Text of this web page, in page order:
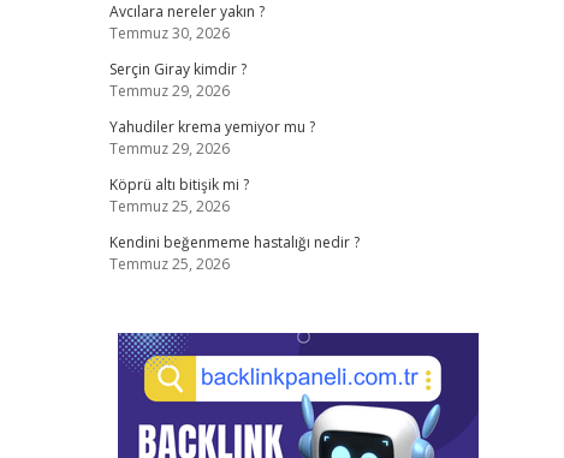
Avcılara nereler yakın ?
Temmuz 30, 2026
Serçin Giray kimdir ?
Temmuz 29, 2026
Yahudiler krema yemiyor mu ?
Temmuz 29, 2026
Köprü altı bitişik mi ?
Temmuz 25, 2026
Kendini beğenmeme hastalığı nedir ?
Temmuz 25, 2026